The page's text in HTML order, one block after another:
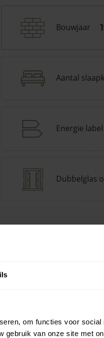
om functies voor social
gebruik van onze site met
Bouwjaar
Aantal
Energie label
Dubbelglas